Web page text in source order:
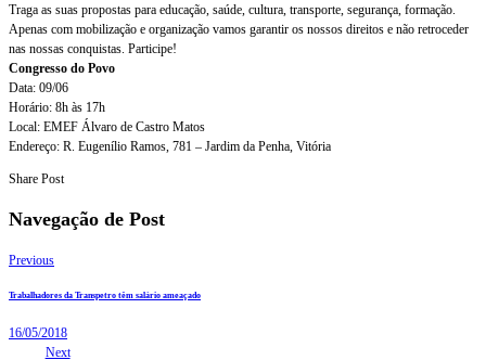
Traga as suas propostas para educação, saúde, cultura, transporte, segurança, formação.
Apenas com mobilização e organização vamos garantir os nossos direitos e não retroceder
nas nossas conquistas. Participe!
Congresso do Povo
Data: 09/06
Horário: 8h às 17h
Local: EMEF Álvaro de Castro Matos
Endereço: R. Eugenílio Ramos, 781 – Jardim da Penha, Vitória
Share Post
Navegação de Post
Previous
Trabalhadores da Transpetro têm salário ameaçado
16/05/2018
Next